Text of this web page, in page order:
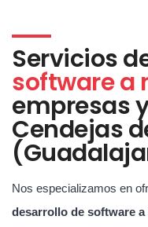
Servicios
software a
empresas
Cendejas
Nos especializamos en
desarrollo de software a